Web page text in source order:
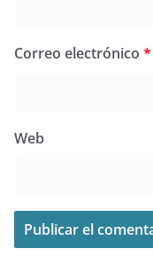
Correo electrónico *
Web